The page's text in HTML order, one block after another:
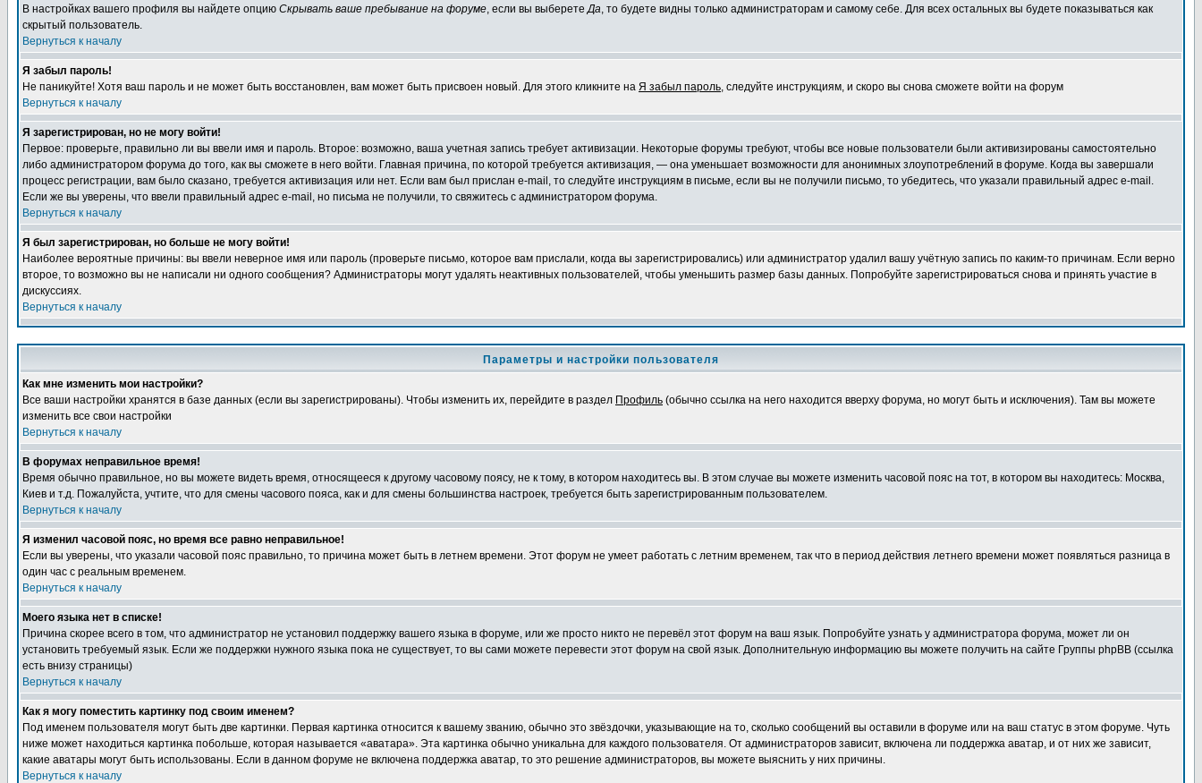
В настройках вашего профиля вы найдете опцию Скрывать ваше пребывание на форуме, если вы выберетеДа, то будете видны только администраторам и самому себе. Для всех остальных вы будете показываться как
скрытый пользователь.
Вернуться к началу
Я забыл пароль!
Не паникуйте! Хотя ваш пароль и не может быть восстановлен, вам может быть присвоен новый. Для этого кликните на Я забыл пароль, следуйте инструкциям, и скоро вы снова сможете войти на форум
Вернуться к началу
Я зарегистрирован, но не могу войти!
Первое: проверьте, правильно ли вы ввели имя и пароль. Второе: возможно, ваша учетная запись требует активизации. Некоторые форумы требуют, чтобы все новые пользователи были активизированы самостоятельно
либо администратором форума до того, как вы сможете в него войти. Главная причина, по которой требуется активизация, — она уменьшает возможности для анонимных злоупотреблений в форуме. Когда вы завершали
процесс регистрации, вам было сказано, требуется активизация или нет. Если вам был прислан e-mail, то следуйте инструкциям в письме, если вы не получили письмо, то убедитесь, что указали правильный адрес e-mail.
Если же вы уверены, что ввели правильный адрес e-mail, но письма не получили, то свяжитесь с администратором форума.
Вернуться к началу
Я был зарегистрирован, но больше не могу войти!
Наиболее вероятные причины: вы ввели неверное имя или пароль (проверьте письмо, которое вам прислали, когда вы зарегистрировались) или администратор удалил вашу учётную запись по каким-то причинам. Если верно
второе, то возможно вы не написали ни одного сообщения? Администраторы могут удалять неактивных пользователей, чтобы уменьшить размер базы данных. Попробуйте зарегистрироваться снова и принять участие в
дискуссиях.
Вернуться к началу
Параметры и настройки пользователя
Как мне изменить мои настройки?
Все ваши настройки хранятся в базе данных (если вы зарегистрированы). Чтобы изменить их, перейдите в раздел Профиль (обычно ссылка на него находится вверху форума, но могут быть и исключения). Там вы можете
изменить все свои настройки
Вернуться к началу
В форумах неправильное время!
Время обычно правильное, но вы можете видеть время, относящееся к другому часовому поясу, не к тому, в котором находитесь вы. В этом случае вы можете изменить часовой пояс на тот, в котором вы находитесь: Москва,
Киев и т.д. Пожалуйста, учтите, что для смены часового пояса, как и для смены большинства настроек, требуется быть зарегистрированным пользователем.
Вернуться к началу
Я изменил часовой пояс, но время все равно неправильное!
Если вы уверены, что указали часовой пояс правильно, то причина может быть в летнем времени. Этот форум не умеет работать с летним временем, так что в период действия летнего времени может появляться разница в
один час с реальным временем.
Вернуться к началу
Моего языка нет в списке!
Причина скорее всего в том, что администратор не установил поддержку вашего языка в форуме, или же просто никто не перевёл этот форум на ваш язык. Попробуйте узнать у администратора форума, может ли он
установить требуемый язык. Если же поддержки нужного языка пока не существует, то вы сами можете перевести этот форум на свой язык. Дополнительную информацию вы можете получить на сайте Группы phpBB (ссылка
есть внизу страницы)
Вернуться к началу
Как я могу поместить картинку под своим именем?
Под именем пользователя могут быть две картинки. Первая картинка относится к вашему званию, обычно это звёздочки, указывающие на то, сколько сообщений вы оставили в форуме или на ваш статус в этом форуме. Чуть
ниже может находиться картинка побольше, которая называется «аватара». Эта картинка обычно уникальна для каждого пользователя. От администраторов зависит, включена ли поддержка аватар, и от них же зависит,
какие аватары могут быть использованы. Если в данном форуме не включена поддержка аватар, то это решение администраторов, вы можете выяснить у них причины.
Вернуться к началу